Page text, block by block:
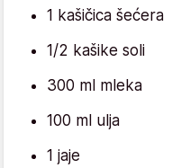
1 kašičica šećera
1/2 kašike soli
300 ml mleka
100 ml ulja
1 jaje